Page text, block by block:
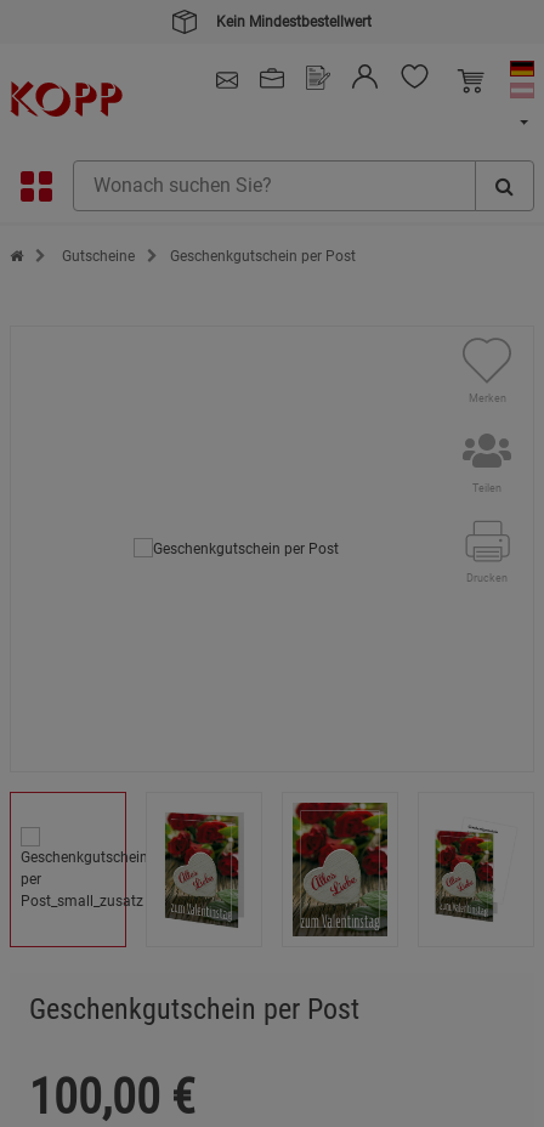
Kein Mindestbestellwert
Zur Startseite des Kopp Verlag Online-Shop
Gutscheine Geschenkgutschein per Post
Merken
Teilen
Drucken
Geschenkgutschein per Post
100,00 €